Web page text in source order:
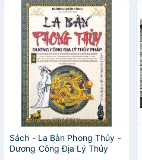
Sách - La Bàn Phong Thủy -
Dương Công Địa Lý Thủy